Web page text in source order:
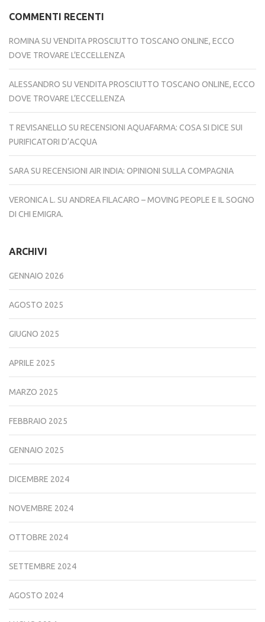
COMMENTI RECENTI
ROMINA SU VENDITA PROSCIUTTO TOSCANO ONLINE, ECCO
DOVE TROVARE L’ECCELLENZA
ALESSANDRO SU VENDITA PROSCIUTTO TOSCANO ONLINE, ECCO
DOVE TROVARE L’ECCELLENZA
T REVISANELLO SU RECENSIONI AQUAFARMA: COSA SI DICE SUI
PURIFICATORI D’ACQUA
SARA SU RECENSIONI AIR INDIA: OPINIONI SULLA COMPAGNIA
VERONICA L. SU ANDREA FILACARO – MOVING PEOPLE E IL SOGNO
DI CHI EMIGRA.
ARCHIVI
GENNAIO 2026
AGOSTO 2025
GIUGNO 2025
APRILE 2025
MARZO 2025
FEBBRAIO 2025
GENNAIO 2025
DICEMBRE 2024
NOVEMBRE 2024
OTTOBRE 2024
SETTEMBRE 2024
AGOSTO 2024